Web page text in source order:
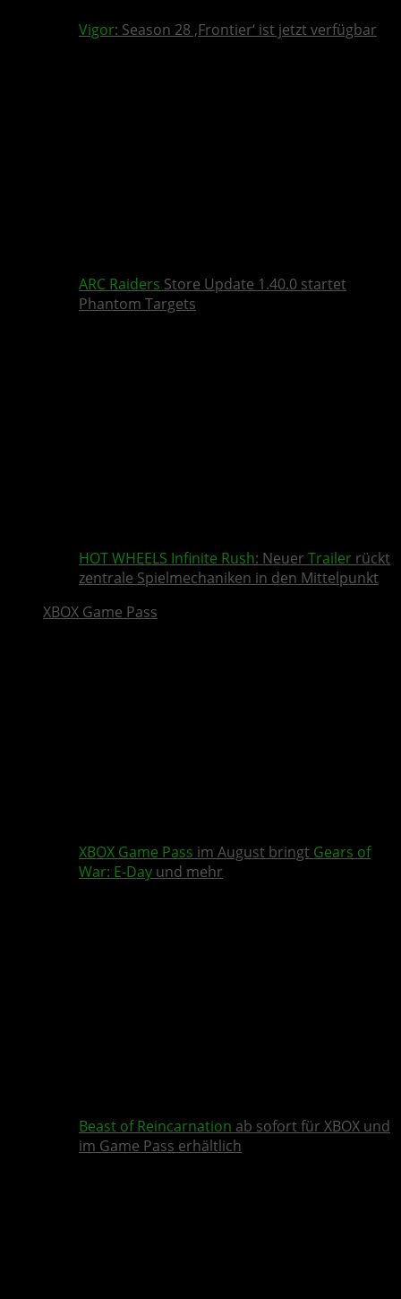
Vigor: Season 28 ‚Frontier‘ ist jetzt verfügbar
ARC Raiders Store Update 1.40.0 startet
Phantom Targets
HOT WHEELS Infinite Rush: Neuer Trailer rückt
zentrale Spielmechaniken in den Mittelpunkt
XBOX Game Pass
XBOX Game Pass im August bringt Gears of
War: E-Day und mehr
Beast of Reincarnation ab sofort für XBOX und
im Game Pass erhältlich